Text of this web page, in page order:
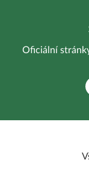
Oficiální